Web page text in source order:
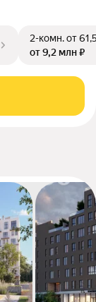
2-комн.от
от 9,2 млн ₽